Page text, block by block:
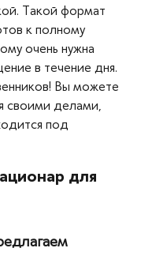
Такой формат
к полному
очень нужна
в течение дня.
Вы можете
своими делами,
под
для